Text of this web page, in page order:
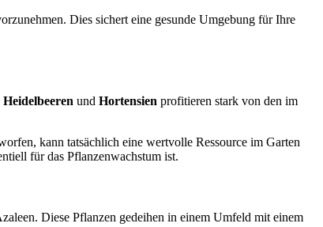
Dies sichert eine gesunde Umgebung für Ihre
Heidelbeeren und Hortensien profitieren stark von den im
kann tatsächlich eine wertvolle Ressource im Garten
für das Pflanzenwachstum ist.
Diese Pflanzen gedeihen in einem Umfeld mit einem